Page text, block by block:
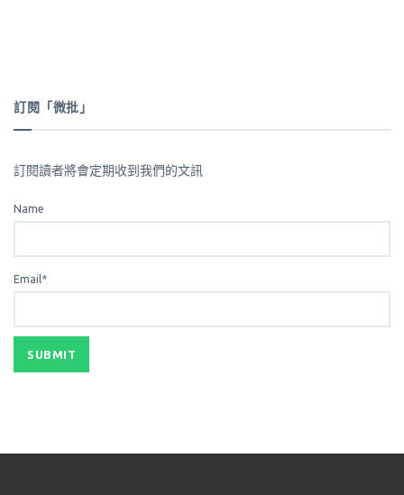
訂閱「微批」
訂閱讀者將會定期收到我們的文訊
Name
Email*